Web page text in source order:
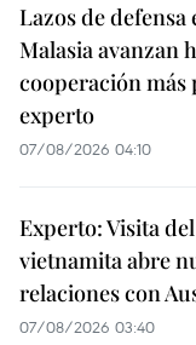
Lazos de
Malasia avanzan
cooperación más
experto
07/08/2026 04:10
Experto: Visita
vietnamita abre
relaciones con
07/08/2026 03:40